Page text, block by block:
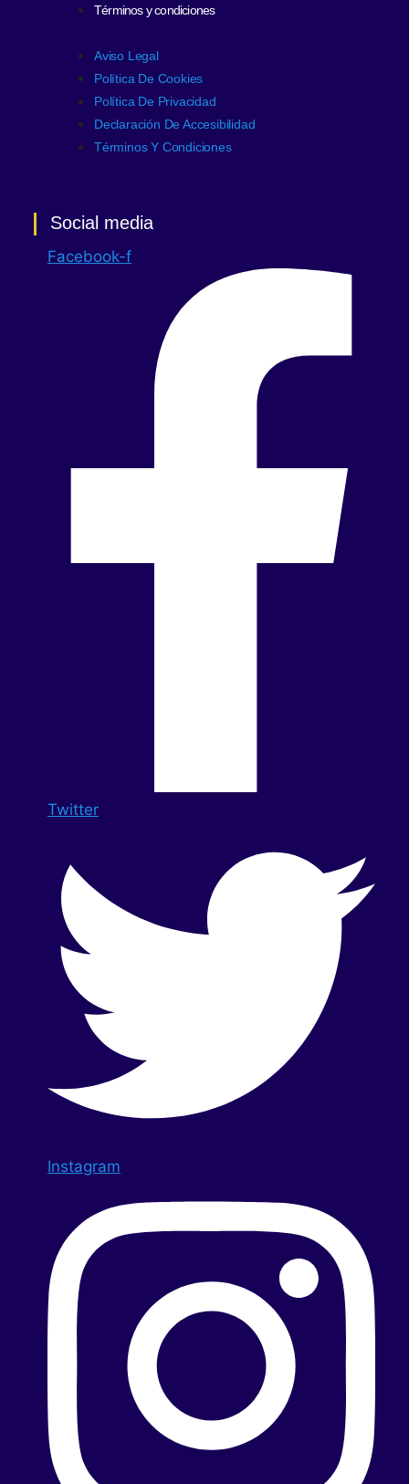
Términos y condiciones
Aviso Legal
Política De Cookies
Política De Privacidad
Declaración De Accesibilidad
Términos Y Condiciones
Social media
Facebook-f
Twitter
Instagram